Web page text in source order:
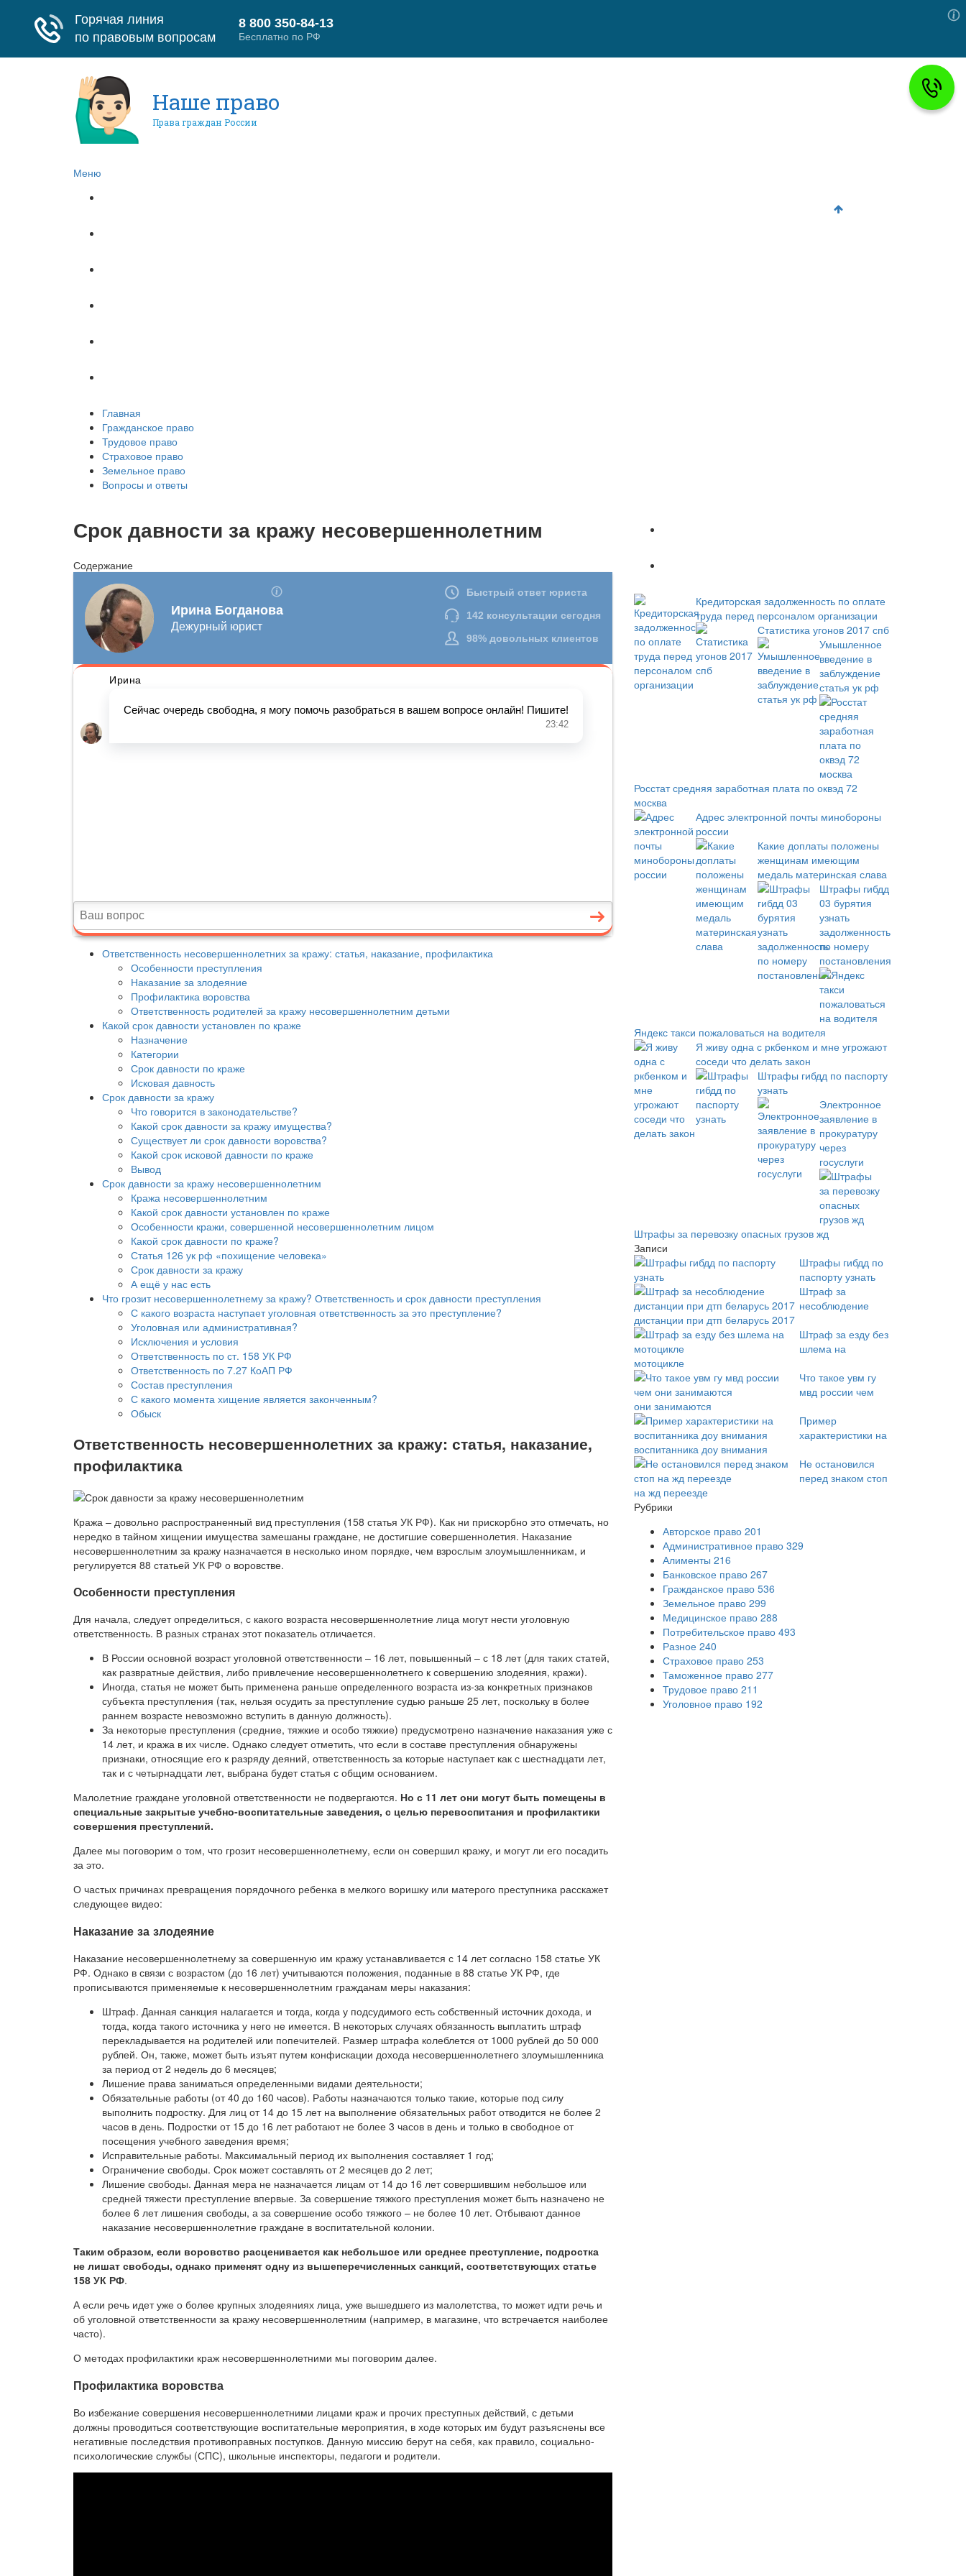
Наше право
Права граждан России
Меню
Главная
Гражданское право
Трудовое право
Страховое право
Земельное право
Вопросы и ответы
Срок давности за кражу несовершеннолетним
Содержание
Ответственность несовершеннолетних за кражу: статья, наказание, профилактика
Особенности преступления
Наказание за злодеяние
Профилактика воровства
Ответственность родителей за кражу несовершеннолетним детьми
Какой срок давности установлен по краже
Назначение
Категории
Срок давности по краже
Исковая давность
Срок давности за кражу
Что говорится в законодательстве?
Какой срок давности за кражу имущества?
Существует ли срок давности воровства?
Какой срок исковой давности по краже
Вывод
Срок давности за кражу несовершеннолетним
Кража несовершеннолетним
Какой срок давности установлен по краже
Особенности кражи, совершенной несовершеннолетним лицом
Какой срок давности по краже?
Статья 126 ук рф «похищение человека»
Срок давности за кражу
А ещё у нас есть
Что грозит несовершеннолетнему за кражу? Ответственность и срок давности преступления
С какого возраста наступает уголовная ответственность за это преступление?
Уголовная или административная?
Исключения и условия
Ответственность по ст. 158 УК РФ
Ответственность по 7.27 КоАП РФ
Состав преступления
С какого момента хищение является законченным?
Обыск
Ответственность несовершеннолетних за кражу: статья, наказание,
профилактика
Кража – довольно распространенный вид преступления (158 статья УК РФ). Как ни прискорбно это отмечать, но
нередко в тайном хищении имущества замешаны граждане, не достигшие совершеннолетия. Наказание
несовершеннолетним за кражу назначается в несколько ином порядке, чем взрослым злоумышленникам, и
регулируется 88 статьей УК РФ о воровстве.
Особенности преступления
Для начала, следует определиться, с какого возраста несовершеннолетние лица могут нести уголовную
ответственность. В разных странах этот показатель отличается.
В России основной возраст уголовной ответственности – 16 лет, повышенный – с 18 лет (для таких статей,
как развратные действия, либо привлечение несовершеннолетнего к совершению злодеяния, кражи).
Иногда, статья не может быть применена раньше определенного возраста из-за конкретных признаков
субъекта преступления (так, нельзя осудить за преступление судью раньше 25 лет, поскольку в более
раннем возрасте невозможно вступить в данную должность).
За некоторые преступления (средние, тяжкие и особо тяжкие) предусмотрено назначение наказания уже с
14 лет, и кража в их числе. Однако следует отметить, что если в составе преступления обнаружены
признаки, относящие его к разряду деяний, ответственность за которые наступает как с шестнадцати лет,
так и с четырнадцати лет, выбрана будет статья с общим основанием.
Малолетние граждане уголовной ответственности не подвергаются. Но с 11 лет они могут быть помещены в
специальные закрытые учебно-воспитательные заведения, с целью перевоспитания и профилактики
совершения преступлений.
Далее мы поговорим о том, что грозит несовершеннолетнему, если он совершил кражу, и могут ли его посадить
за это.
О частых причинах превращения порядочного ребенка в мелкого воришку или матерого преступника расскажет
следующее видео:
Наказание за злодеяние
Наказание несовершеннолетнему за совершенную им кражу устанавливается с 14 лет согласно 158 статье УК
РФ. Однако в связи с возрастом (до 16 лет) учитываются положения, поданные в 88 статье УК РФ, где
прописываются применяемые к несовершеннолетним гражданам меры наказания:
Штраф. Данная санкция налагается и тогда, когда у подсудимого есть собственный источник дохода, и
тогда, когда такого источника у него не имеется. В некоторых случаях обязанность выплатить штраф
перекладывается на родителей или попечителей. Размер штрафа колеблется от 1000 рублей до 50 000
рублей. Он, также, может быть изъят путем конфискации дохода несовершеннолетнего злоумышленника
за период от 2 недель до 6 месяцев;
Лишение права заниматься определенными видами деятельности;
Обязательные работы (от 40 до 160 часов). Работы назначаются только такие, которые под силу
выполнить подростку. Для лиц от 14 до 15 лет на выполнение обязательных работ отводится не более 2
часов в день. Подростки от 15 до 16 лет работают не более 3 часов в день и только в свободное от
посещения учебного заведения время;
Исправительные работы. Максимальный период их выполнения составляет 1 год;
Ограничение свободы. Срок может составлять от 2 месяцев до 2 лет;
Лишение свободы. Данная мера не назначается лицам от 14 до 16 лет совершившим небольшое или
средней тяжести преступление впервые. За совершение тяжкого преступления может быть назначено не
более 6 лет лишения свободы, а за совершение особо тяжкого – не более 10 лет. Отбывают данное
наказание несовершеннолетние граждане в воспитательной колонии.
Таким образом, если воровство расценивается как небольшое или среднее преступление, подростка
не лишат свободы, однако применят одну из вышеперечисленных санкций, соответствующих статье
158 УК РФ.
А если речь идет уже о более крупных злодеяниях лица, уже вышедшего из малолетства, то может идти речь и
об уголовной ответственности за кражу несовершеннолетним (например, в магазине, что встречается наиболее
часто).
О методах профилактики краж несовершеннолетними мы поговорим далее.
Профилактика воровства
Во избежание совершения несовершеннолетними лицами краж и прочих преступных действий, с детьми
должны проводиться соответствующие воспитательные мероприятия, в ходе которых им будут разъяснены все
негативные последствия противоправных поступков. Данную миссию берут на себя, как правило, социально-
психологические службы (СПС), школьные инспекторы, педагоги и родители.
Кредиторская задолженность по оплате
труда перед персоналом организации
Статистика угонов 2017 спб
Умышленное
введение в
заблуждение
статья ук рф
Росстат средняя заработная плата по оквэд 72
москва
Адрес электронной почты минобороны
россии
Какие доплаты положены
женщинам имеющим
медаль материнская слава
Штрафы гибдд
03 бурятия
узнать
задолженность
по номеру
постановления
Яндекс такси пожаловаться на водителя
Я живу одна с ркбенком и мне угрожают
соседи что делать закон
Штрафы гибдд по паспорту
узнать
Электронное
заявление в
прокуратуру
через
госуслуги
Штрафы за перевозку опасных грузов жд
Записи
Штрафы гибдд по
паспорту узнать
Штраф за
несоблюдение
дистанции при дтп беларусь 2017
Штраф за езду без
шлема на
мотоцикле
Что такое увм гу
мвд россии чем
они занимаются
Пример
характеристики на
воспитанника доу внимания
Не остановился
перед знаком стоп
на жд переезде
Рубрики
Авторское право 201
Административное право 329
Алименты 216
Банковское право 267
Гражданское право 536
Земельное право 299
Медицинское право 288
Потребительское право 493
Разное 240
Страховое право 253
Таможенное право 277
Трудовое право 211
Уголовное право 192